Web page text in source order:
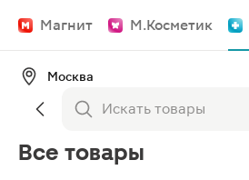
Магнит М.Косметик
Москва
Все товары